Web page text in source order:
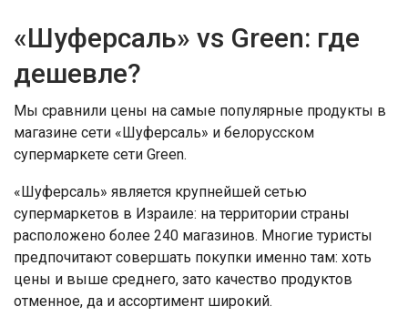
«Шуферсаль» vs Green: где
дешевле?
Мы сравнили цены на самые популярные продукты в
магазине сети «Шуферсаль» и белорусском
супермаркете сети Green.
«Шуферсаль» является крупнейшей сетью
супермаркетов в Израиле: на территории страны
расположено более 240 магазинов. Многие туристы
предпочитают совершать покупки именно там: хоть
цены и выше среднего, зато качество продуктов
отменное, да и ассортимент широкий.